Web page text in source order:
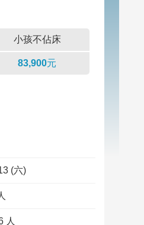
小孩不佔床
83,900元
(六)
人